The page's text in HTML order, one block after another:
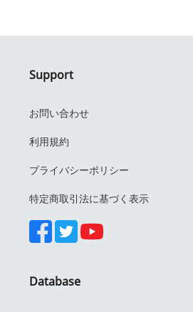
Support
お問い合わせ
利用規約
プライバシーポリシー
特定商取引法に基づく表示
Database